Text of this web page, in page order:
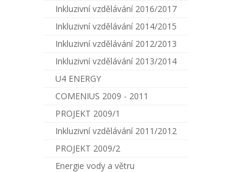
Inkluzivní vzdělávání 2016/2017
Inkluzivní vzdělávání 2014/2015
Inkluzivní vzdělávání 2012/2013
Inkluzivní vzdělávání 2013/2014
U4 ENERGY
COMENIUS 2009 - 2011
PROJEKT 2009/1
Inkluzivní vzdělávání 2011/2012
PROJEKT 2009/2
Energie vody a větru